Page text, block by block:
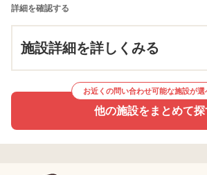
詳細を確認する
施設詳細を詳しくみる
お近くの問い合わせ可能な施設が選
他の施設をまとめて